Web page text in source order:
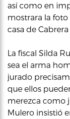
así como en
mostrara la
casa de Cabrera
La fiscal Silda
sea el arma
jurado
que ellos
merezca como
Mulero insistió